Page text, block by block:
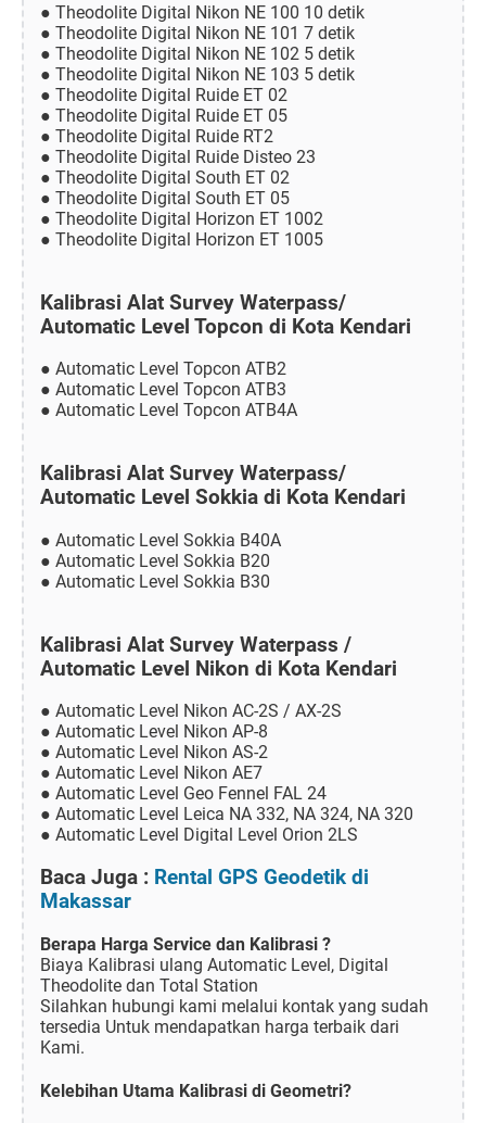
● Theodolite Digital Nikon NE 100 10 detik
● Theodolite Digital Nikon NE 101 7 detik
● Theodolite Digital Nikon NE 102 5 detik
● Theodolite Digital Nikon NE 103 5 detik
● Theodolite Digital Ruide ET 02
● Theodolite Digital Ruide ET 05
● Theodolite Digital Ruide RT2
● Theodolite Digital Ruide Disteo 23
● Theodolite Digital South ET 02
● Theodolite Digital South ET 05
● Theodolite Digital Horizon ET 1002
● Theodolite Digital Horizon ET 1005
Kalibrasi Alat Survey Waterpass/
Automatic Level Topcon di Kota Kendari
● Automatic Level Topcon ATB2
● Automatic Level Topcon ATB3
● Automatic Level Topcon ATB4A
Kalibrasi Alat Survey Waterpass/
Automatic Level Sokkia di Kota Kendari
● Automatic Level Sokkia B40A
● Automatic Level Sokkia B20
● Automatic Level Sokkia B30
Kalibrasi Alat Survey Waterpass /
Automatic Level Nikon di Kota Kendari
● Automatic Level Nikon AC-2S / AX-2S
● Automatic Level Nikon AP-8
● Automatic Level Nikon AS-2
● Automatic Level Nikon AE7
● Automatic Level Geo Fennel FAL 24
● Automatic Level Leica NA 332, NA 324, NA 320
● Automatic Level Digital Level Orion 2LS
Baca Juga : Rental GPS Geodetik di
Makassar
Berapa Harga Service dan Kalibrasi ?
Biaya Kalibrasi ulang Automatic Level, Digital
Theodolite dan Total Station
Silahkan hubungi kami melalui kontak yang sudah
tersedia Untuk mendapatkan harga terbaik dari
Kami.
Kelebihan Utama Kalibrasi di Geometri?